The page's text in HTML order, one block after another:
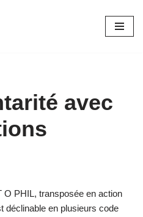
avec
O PHIL, transposée en action
déclinable en plusieurs code